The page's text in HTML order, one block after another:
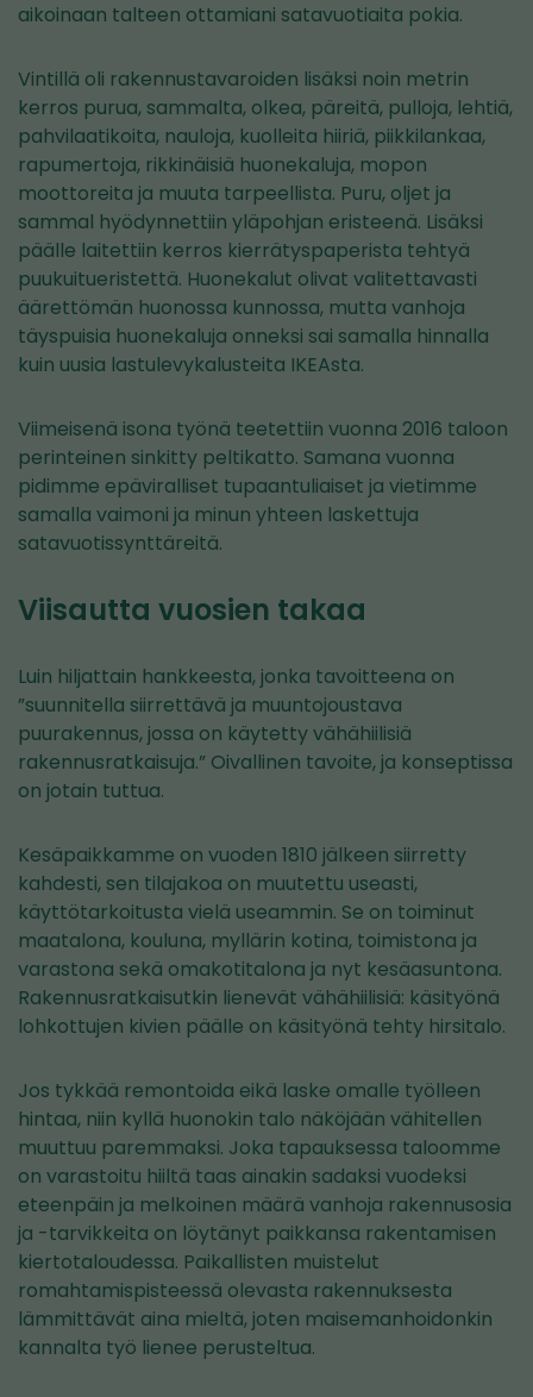
aikoinaan talteen ottamiani satavuotiaita pokia.
Vintillä oli rakennustavaroiden lisäksi noin metrin
kerros purua, sammalta, olkea, päreitä, pulloja, lehtiä,
pahvilaatikoita, nauloja, kuolleita hiiriä, piikkilankaa,
rapumertoja, rikkinäisiä huonekaluja, mopon
moottoreita ja muuta tarpeellista. Puru, oljet ja
sammal hyödynnettiin yläpohjan eristeenä. Lisäksi
päälle laitettiin kerros kierrätyspaperista tehtyä
puukuitueristettä. Huonekalut olivat valitettavasti
äärettömän huonossa kunnossa, mutta vanhoja
täyspuisia huonekaluja onneksi sai samalla hinnalla
kuin uusia lastulevykalusteita IKEAsta.
Viimeisenä isona työnä teetettiin vuonna 2016 taloon
perinteinen sinkitty peltikatto. Samana vuonna
pidimme epäviralliset tupaantuliaiset ja vietimme
samalla vaimoni ja minun yhteen laskettuja
satavuotissynttäreitä.
Viisautta vuosien takaa
Luin hiljattain hankkeesta, jonka tavoitteena on
”suunnitella siirrettävä ja muuntojoustava
puurakennus, jossa on käytetty vähähiilisiä
rakennusratkaisuja.” Oivallinen tavoite, ja konseptissa
on jotain tuttua.
Kesäpaikkamme on vuoden 1810 jälkeen siirretty
kahdesti, sen tilajakoa on muutettu useasti,
käyttötarkoitusta vielä useammin. Se on toiminut
maatalona, kouluna, myllärin kotina, toimistona ja
varastona sekä omakotitalona ja nyt kesäasuntona.
Rakennusratkaisutkin lienevät vähähiilisiä: käsityönä
lohkottujen kivien päälle on käsityönä tehty hirsitalo.
Jos tykkää remontoida eikä laske omalle työlleen
hintaa, niin kyllä huonokin talo näköjään vähitellen
muuttuu paremmaksi. Joka tapauksessa taloomme
on varastoitu hiiltä taas ainakin sadaksi vuodeksi
eteenpäin ja melkoinen määrä vanhoja rakennusosia
ja -tarvikkeita on löytänyt paikkansa rakentamisen
kiertotaloudessa. Paikallisten muistelut
romahtamispisteessä olevasta rakennuksesta
lämmittävät aina mieltä, joten maisemanhoidonkin
kannalta työ lienee perusteltua.